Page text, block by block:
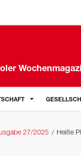
27/2025 Heiße